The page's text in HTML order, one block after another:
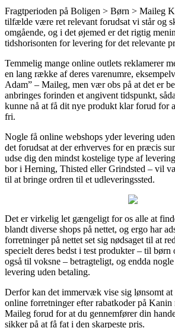
Fragtperioden på Boligen > Børn > Maileg
tilfælde være ret relevant forudsat vi står og
omgående, og i det øjemed er det rigtig
tidshorisonten for levering for det relevante
Temmelig mange online outlets reklamerer
en lang række af deres varenumre,
Adam” – Maileg, men vær obs på at det er
anbringes forinden et angivent tidspunkt,
kunne nå at få dit nye produkt klar forud for
fri.
Nogle få online webshops yder levering
det forudsat at der erhverves for en præcis
udse dig den mindst kostelige type af
bor i Herning, Thisted eller Grindsted – vil
til at bringe ordren til et udleveringssted.
Det er virkelig let gængeligt for os alle at
blandt diverse shops på nettet, og ergo har
forretninger på nettet set sig nødsaget til at
specielt deres bedst i test produkter – til børn
også til voksne – betragteligt, og endda
levering uden betaling.
Derfor kan det immervæk vise sig lønsomt
online forretninger efter rabatkoder på
Maileg forud for at du gennemfører din
sikker på at få fat i den skarpeste pris.